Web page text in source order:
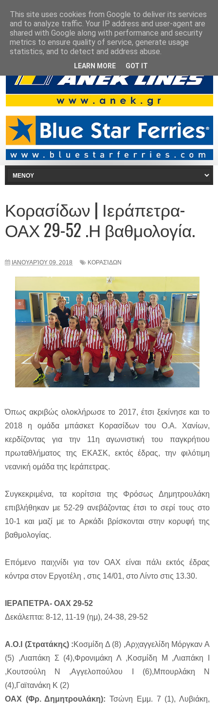
Κορασίδων | Ιεράπετρα-
ΟΑΧ 29-52 .Η βαθμολογία.
ΙΑΝΟΥΑΡΊΟΥ 09, 2018 ΚΟΡΑΣΊΔΩΝ
Όπως ακριβώς ολοκλήρωσε το 2017, έτσι ξεκίνησε και το
2018 η ομάδα μπάσκετ Κορασίδων του Ο.Α. Χανίων,
κερδίζοντας για την 11η αγωνιστική του παγκρήτιου
πρωταθλήματος της ΕΚΑΣΚ, εκτός έδρας, την φιλότιμη
νεανική ομάδα της Ιεράπετρας.
Συγκεκριμένα, τα κορίτσια της Φρόσως Δημητρουλάκη
επιβλήθηκαν με 52-29 ανεβάζοντας έτσι το σερί τους στο
10-1 και μαζί με το Αρκάδι βρίσκονται στην κορυφή της
βαθμολογίας.
Επόμενο παιχνίδι για τον ΟΑΧ είναι πάλι εκτός έδρας
κόντρα στον Εργοτέλη , στις 14/01, στο Λίντο στις 13.30.
ΙΕΡΑΠΕΤΡΑ- ΟΑΧ 29-52
Δεκάλεπτα: 8-12, 11-19 (ημ), 24-38, 29-52
Α.Ο.Ι (Στρατάκης) :Κοσμίδη Δ (8) ,Αρχαγγελίδη Μόργκαν Α
(5) ,Λιαπάκη Σ (4),Φρονιμάκη Λ ,Κοσμίδη Μ ,Λιαπάκη Ι
,Κουτσούλη Ν ,Αγγελοπούλου Ι (6),Μπουρλάκη Ν
(4),Γαϊτανάκη Κ (2)
ΟΑΧ (Φρ. Δημητρουλάκη): Τσώνη Εμμ. 7 (1), Λυβιάκη,
This site uses cookies from Google to deliver its services
and to analyze traffic. Your IP address and user-agent are
shared with Google along with performance and security
metrics to ensure quality of service, generate usage
statistics, and to detect and address abuse.
LEARN MORE GOT IT